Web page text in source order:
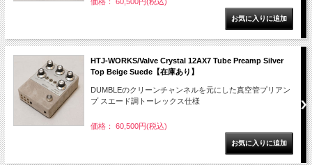
価格： 60,500円(税込)
HTJ-WORKS/Valve Crystal 12AX7 Tube Preamp Silver
Top Beige Suede【在庫あり】
DUMBLEのクリーンチャンネルを元にした真空管プリアン
プ スエード調トーレックス仕様
価格： 60,500円(税込)